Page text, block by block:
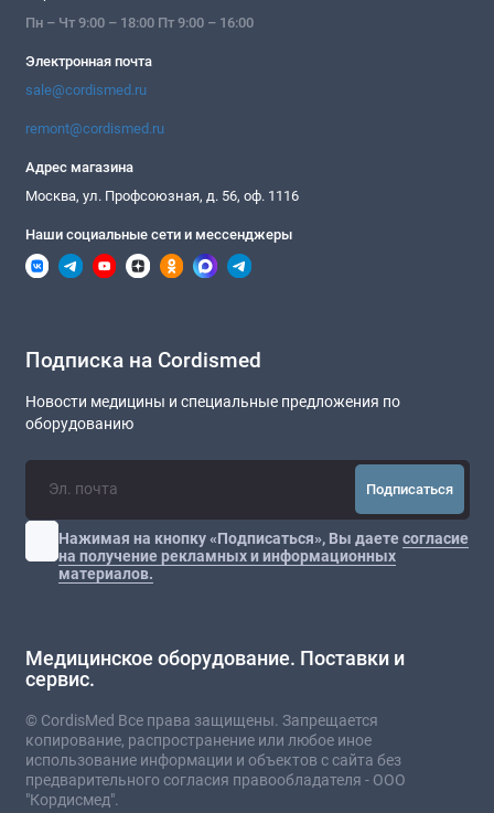
Пн – Чт 9:00 – 18:00 Пт 9:00 – 16:00
Электронная почта
sale@cordismed.ru
remont@cordismed.ru
Адрес магазина
Москва, ул. Профсоюзная, д. 56, оф. 1116
Наши социальные сети и мессенджеры
Подписка на Cordismed
Новости медицины и специальные предложения по
оборудованию
Подписаться
Нажимая на кнопку «Подписаться», Вы даетесогласие
на получение рекламных и информационных
материалов.
Медицинское оборудование. Поставки и
сервис.
© CordisMed Все права защищены. Запрещается
копирование, распространение или любое иное
использование информации и объектов с сайта без
предварительного согласия правообладателя - ООО
"Кордисмед".